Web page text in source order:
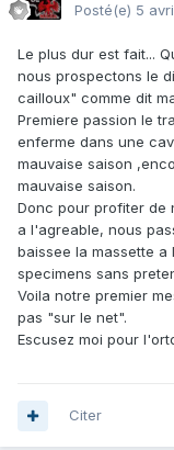
Posté(e) 5
Le plus dur est fait...
nous prospectons le
cailloux" comme dit
Premiere passion le
enferme dans une
mauvaise saison
mauvaise saison.
Donc pour profiter de
a l'agreable, nous
baissee la massette
specimens sans
Voila notre premier
pas "sur le net".
Escusez moi pour
Citer